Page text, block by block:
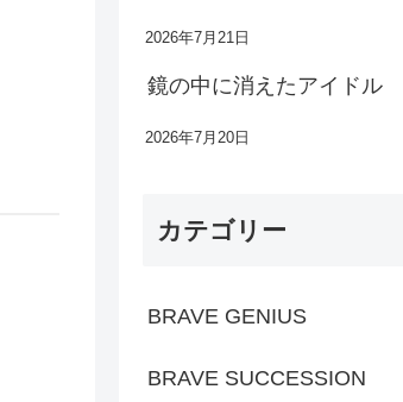
2026年7月21日
鏡の中に消えたアイドル
2026年7月20日
カテゴリー
BRAVE GENIUS
BRAVE SUCCESSION